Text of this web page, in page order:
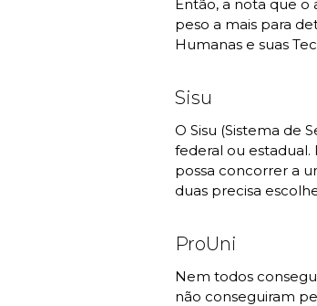
Então, a nota que
peso a mais para
Humanas e suas
Sisu
O Sisu (Sistema de
federal ou
possa concorrer a
duas precisa
ProUni
Nem todos
não conseguiram